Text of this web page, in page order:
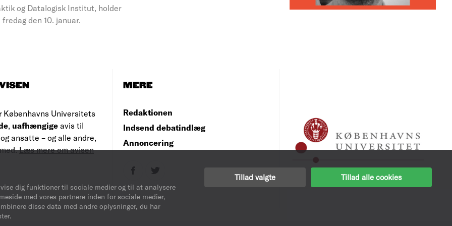
dig funktioner til sociale medier og til at analysere
med vores partnere inden for sociale medier,
disse data med andre oplysninger, du har
Tillad valgte Tillad alle cookies
og Datalogisk Institut, holder
den 10. januar.
Københavns Universitets
, uafhængige avis til
ansatte – og alle andre,
Læs mere om avisen
MERE
Redaktionen
Indsend debatindlæg
Annoncering